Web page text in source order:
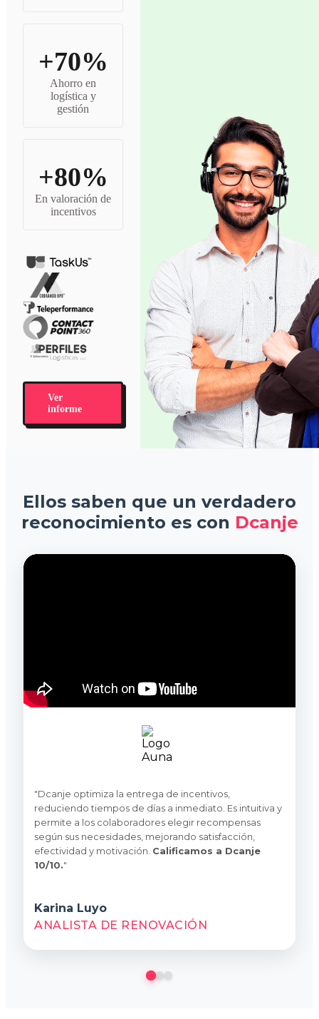
+70%
Ahorro en
logística y
gestión
+80%
En valoración de
incentivos
Ver
informe
Ellos saben que un verdadero
reconocimiento es con Dcanje
"Dcanje optimiza la entrega de incentivos,
reduciendo tiempos de días a inmediato. Es intuitiva y
permite a los colaboradores elegir recompensas
según sus necesidades, mejorando satisfacción,
efectividad y motivación. Calificamos a Dcanje
10/10."
Karina Luyo
ANALISTA DE RENOVACIÓN